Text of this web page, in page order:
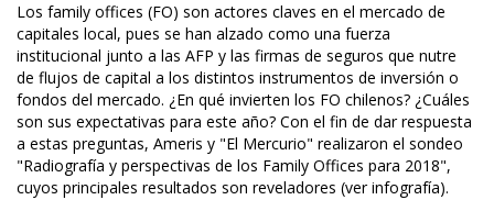
Los family offices (FO) son actores claves en el mercado de
capitales local, pues se han alzado como una fuerza
institucional junto a las AFP y las firmas de seguros que nutre
de flujos de capital a los distintos instrumentos de inversión o
fondos del mercado. ¿En qué invierten los FO chilenos? ¿Cuáles
son sus expectativas para este año? Con el fin de dar respuesta
a estas preguntas, Ameris y "El Mercurio" realizaron el sondeo
"Radiografía y perspectivas de los Family Offices para 2018",
cuyos principales resultados son reveladores (ver infografía).